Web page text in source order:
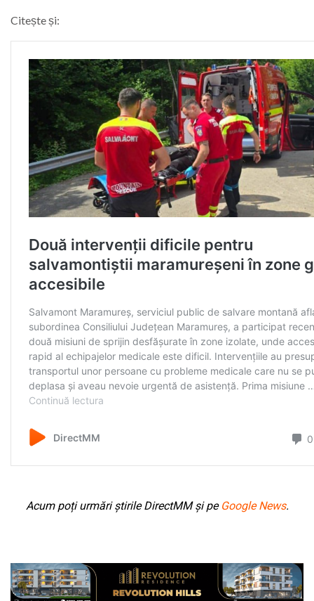
Citește și:
Acum poți urmări știrile DirectMM și pe Google News.